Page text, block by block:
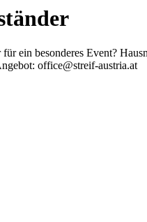
ein besonderes Event?
office@streif-austria.at